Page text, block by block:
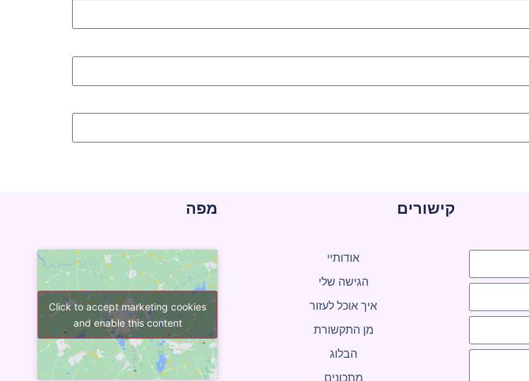
קישורים
אודותיי
הגישה שלי
איך אוכל לעזור
מן התקשורת
הבלוג
מתכונים
מפה
Click to accept marketing cookies
and enable this content